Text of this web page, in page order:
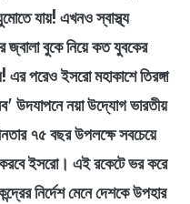
যায়! এখনও স্বাস্থ্য
জ্বালা বুকে নিয়ে কত যুবকের
পরেও ইসরো মহাকাশে তিরঙ্গা
উদযাপনে নয়া উদ্যোগ ভারতীয়
৭৫ বছর উপলক্ষে সবচেয়ে
ইসরো। এই রকেটে ভর করে
নির্দেশ মেনে দেশকে উপহার